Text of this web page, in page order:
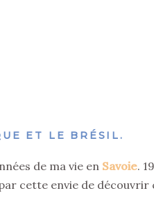
ET LE BRÉSIL.
de ma vie en Savoie.
cette envie de découvrir